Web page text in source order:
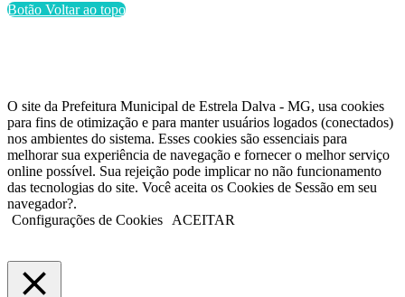
Botão Voltar ao topo
O site da Prefeitura Municipal de Estrela Dalva - MG, usa cookies
para fins de otimização e para manter usuários logados (conectados)
nos ambientes do sistema. Esses cookies são essenciais para
melhorar sua experiência de navegação e fornecer o melhor serviço
online possível. Sua rejeição pode implicar no não funcionamento
das tecnologias do site. Você aceita os Cookies de Sessão em seu
navegador?.
Configurações de Cookies
ACEITAR